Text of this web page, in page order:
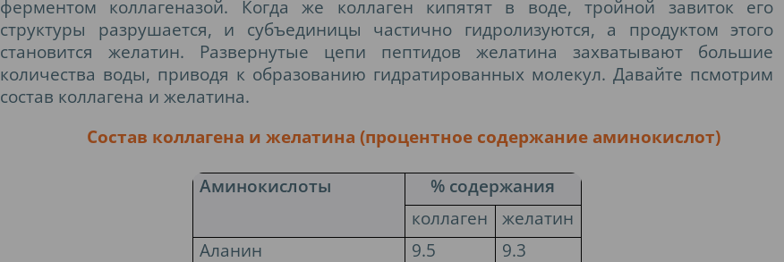
ферментом коллагеназой. Когда же коллаген кипятят в воде, тройной завиток его
структуры разрушается, и субъединицы частично гидролизуются, а продуктом этого
становится желатин. Развернутые цепи пептидов желатина захватывают большие
количества воды, приводя к образованию гидратированных молекул. Давайте псмотрим
состав коллагена и желатина.
Состав коллагена и желатина (процентное содержание аминокислот)
Аминокислоты
% содержания
коллаген
желатин
Аланин
9.5
9.3